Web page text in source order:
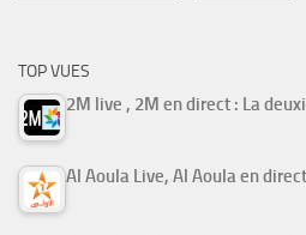
TOP VUES
2M live , 2M en direct : La
Al Aoula Live, Al Aoula en